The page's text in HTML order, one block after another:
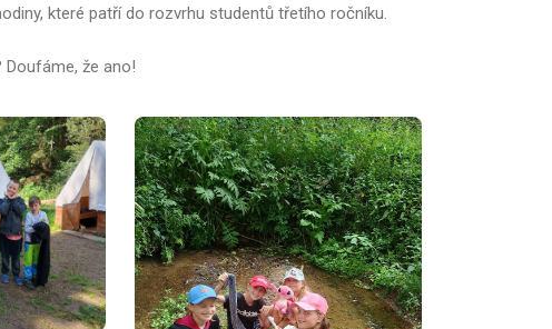
které patří do rozvrhu studentů třetího ročníku.
že ano!